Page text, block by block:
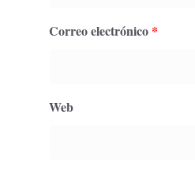
Correo electrónico *
Web